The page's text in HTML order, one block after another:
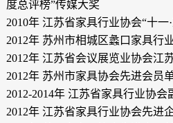
度总评榜”传媒大奖
2010年 江苏省家具行业协会“十一
2012年 苏州市相城区蠡口家具行
2012年 江苏省会议展览业协会江
2012年 苏州市家具协会先进会员
2012-2014年 江苏省家具行业协会
2012年 江苏省家具行业协会先进